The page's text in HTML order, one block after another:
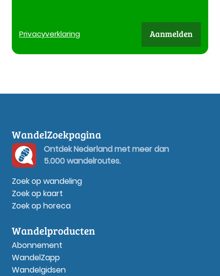
Privacyverklaring Aanmelden
WandelZoekpagina
Ontdek Nederland met meer dan
5.000 wandelroutes.
Zoek op wandeling
Zoek op kaart
Zoek op horeca
Wandelproducten
Abonnement
WandelZapp
Wandelgidsen